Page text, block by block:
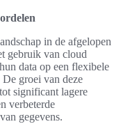
in de afgelopen
gebruik van cloud
data op een flexibele
groei van deze
significant lagere
verbeterde
gegevens.